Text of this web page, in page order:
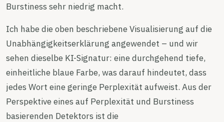
Burstiness sehr niedrig macht.
Ich habe die oben beschriebene Visualisierung auf die
Unabhängigkeitserklärung angewendet – und wir
sehen dieselbe KI-Signatur: eine durchgehend tiefe,
einheitliche blaue Farbe, was darauf hindeutet, dass
jedes Wort eine geringe Perplexität aufweist. Aus der
Perspektive eines auf Perplexität und Burstiness
basierenden Detektors ist die